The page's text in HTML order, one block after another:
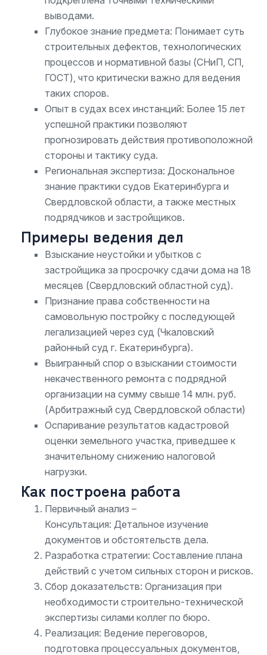
выводами.
Глубокое знание предмета: Понимает суть
строительных дефектов, технологических
процессов и нормативной базы (СНиП, СП,
ГОСТ), что критически важно для ведения
таких споров.
Опыт в судах всех инстанций: Более 15 лет
успешной практики позволяют
прогнозировать действия противоположной
стороны и тактику суда.
Региональная экспертиза: Доскональное
знание практики судов Екатеринбурга и
Свердловской области, а также местных
подрядчиков и застройщиков.
Примеры ведения дел
Взыскание неустойки и убытков с
застройщика за просрочку сдачи дома на 18
месяцев (Свердловский областной суд).
Признание права собственности на
самовольную постройку с последующей
легализацией через суд (Чкаловский
районный суд г. Екатеринбурга).
Выигранный спор о взыскании стоимости
некачественного ремонта с подрядной
организации на сумму свыше 14 млн. руб.
(Арбитражный суд Свердловской области)
Оспаривание результатов кадастровой
оценки земельного участка, приведшее к
значительному снижению налоговой
нагрузки.
Как построена работа
Первичный анализ –
Консультация: Детальное изучение
документов и обстоятельств дела.
Разработка стратегии: Составление плана
действий с учетом сильных сторон и рисков.
Сбор доказательств: Организация при
необходимости строительно-технической
экспертизы силами коллег по бюро.
Реализация: Ведение переговоров,
подготовка процессуальных документов,